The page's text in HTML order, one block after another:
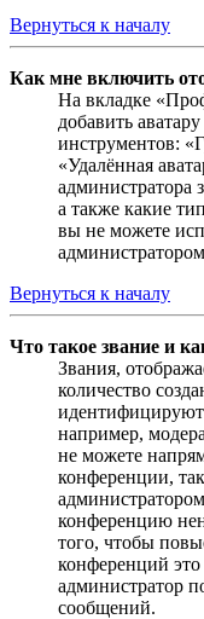
Вернуться к началу
Как мне включить
На вкладке
добавить
инструментов:
«Удалённая
администратора
а также какие
вы не можете
Вернуться к началу
Что такое звание и
Звания,
количество
идентифицируют
например,
не можете
конференции,
конференцию
того, чтобы
конференций
администратор
сообщений.